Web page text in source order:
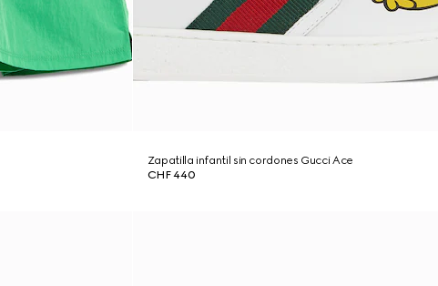
Zapatilla infantil sin cordones Gucci Ace
CHF 440